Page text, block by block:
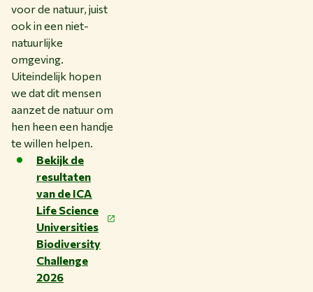
voor de natuur, juist
ook in een niet-
natuurlijke
omgeving.
Uiteindelijk hopen
we dat dit mensen
aanzet de natuur om
hen heen een handje
te willen helpen.
Bekijk de
resultaten
van de ICA
Life Science
Universities
Biodiversity
Challenge
2026